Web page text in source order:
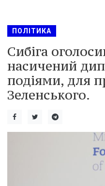
ПОЛІТИКА
Сибіга
насичений
подіями, для
Зеленського.